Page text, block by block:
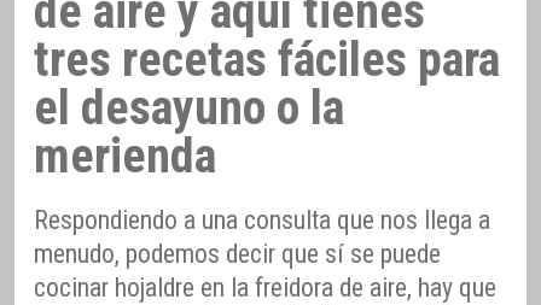
de aire y aquí tienes
tres recetas fáciles para
el desayuno o la
merienda
Respondiendo a una consulta que nos llega a
menudo, podemos decir que sí se puede
cocinar hojaldre en la freidora de aire, hay que